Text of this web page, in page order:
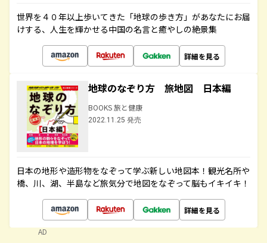
世界を４０年以上歩いてきた「地球の歩き方」があなたにお届
けする、人生を輝かせる中国の名言と癒やしの絶景集
詳細を見る
地球のなぞり方 旅地図 日本編
BOOKS 旅と健康
2022.11.25 発売
日本の地形や造形物をなぞって学ぶ新しい地図本！観光名所や
橋、川、湖、半島など旅気分で地図をなぞって脳もイキイキ！
詳細を見る
AD